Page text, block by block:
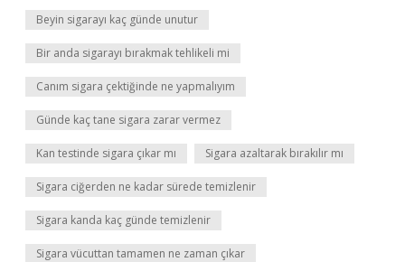
Beyin sigarayı kaç günde unutur
Bir anda sigarayı bırakmak tehlikeli mi
Canım sigara çektiğinde ne yapmalıyım
Günde kaç tane sigara zarar vermez
Kan testinde sigara çıkar mı Sigara azaltarak bırakılır mı
Sigara ciğerden ne kadar sürede temizlenir
Sigara kanda kaç günde temizlenir
Sigara vücuttan tamamen ne zaman çıkar